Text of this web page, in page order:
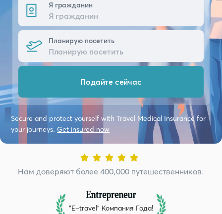
Я гражданин
Планирую посетить
Подайте сейчас
Secure and protect yourself with Travel Medical Insurance for
your journeys. Get insured now
Нам доверяют более 400,000 путешественников.
"E-travel" Компания Года!